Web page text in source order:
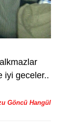
iyi geceler..
Göncü Hangül